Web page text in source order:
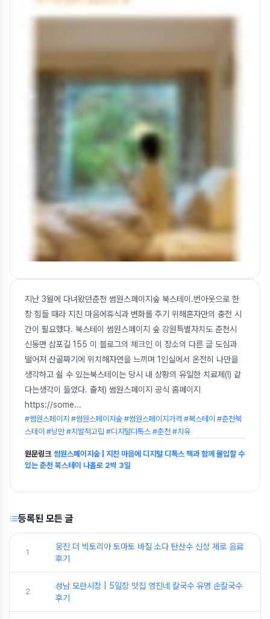
지난 3월에 다녀왔던춘천 썸원스페이지숲 북스테이.번아웃으로 한
창 힘들 때라 지친 마음에휴식과 변화를 주기 위해혼자만의 충전 시
간이 필요했다. 북스테이 썸원스페이지 숲 강원특별자치도 춘천시
신동면 삼포길 155 이 블로그의 체크인 이 장소의 다른 글 도심과
떨어져 산골짜기에 위치해자연을 느끼며 1인실에서 온전히 나만을
생각하고 쉴 수 있는북스테이는 당시 내 상황의 유일한 치료제(!) 같
다는생각이 들었다. 출처) 썸원스페이지 공식 홈페이지
https://some...
#썸원스페이지 #썸원스페이지숲 #썸원스페이지가격 #북스테이 #춘천북
스테이 #낭만 #지발적고립 #디지털디톡스 #춘천 #치유
원문링크 썸원스페이지숲 | 지친 마음에 디지털 디톡스 책과 함께 몰입할 수
있는 춘천 북스테이 나홀로 2박 3일
등록된 모든 글
1
웅진 더 빅토리아 토마토 바질 소다 탄산수 신상 제로 음료
후기
2
성남 모란시장 | 5일장 맛집 영진네 칼국수 유명 손칼국수
후기